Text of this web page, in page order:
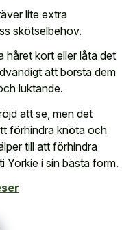
lite extra
skötselbehov.
håret kort eller låta det
att borsta dem
luktande.
att se, men det
förhindra knöta och
till att förhindra
Yorkie i sin bästa form.